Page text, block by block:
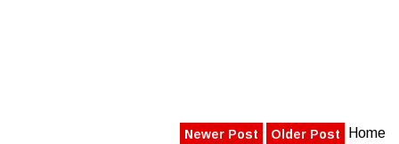
Newer Post Older Post Home